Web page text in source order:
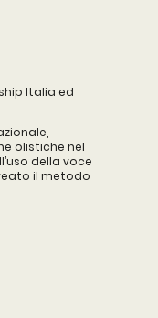
Italia ed
olistiche nel
della voce
il metodo